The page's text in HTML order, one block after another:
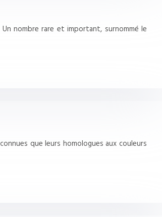
nombre rare et important, surnommé le
que leurs homologues aux couleurs